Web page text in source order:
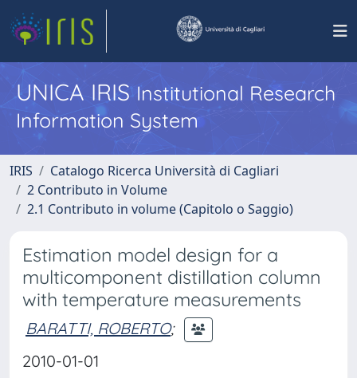
UNICA IRISInstitutional Research
Information System
IRIS
Catalogo Ricerca Università di Cagliari
2 Contributo in Volume
2.1 Contributo in volume (Capitolo o Saggio)
Estimation model design for a
multicomponent distillation column
with temperature measurements
BARATTI, ROBERTO;
2010-01-01